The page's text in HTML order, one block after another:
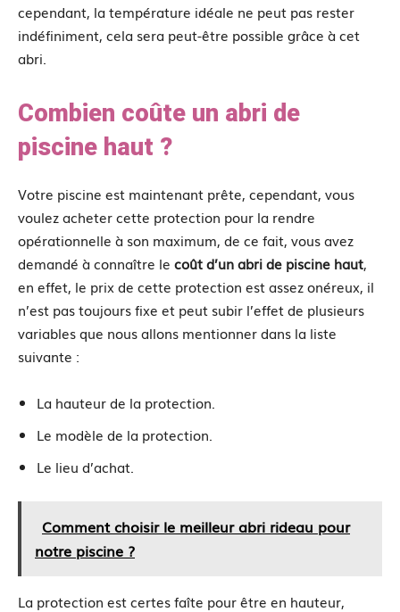
cependant, la température idéale ne peut pas rester
indéfiniment, cela sera peut-être possible grâce à cet
abri.
Combien coûte un abri de
piscine haut ?
Votre piscine est maintenant prête, cependant, vous
voulez acheter cette protection pour la rendre
opérationnelle à son maximum, de ce fait, vous avez
demandé à connaître le coût d’un abri de piscine haut,
en effet, le prix de cette protection est assez onéreux, il
n’est pas toujours fixe et peut subir l’effet de plusieurs
variables que nous allons mentionner dans la liste
suivante :
La hauteur de la protection.
Le modèle de la protection.
Le lieu d’achat.
Comment choisir le meilleur abri rideau pour
notre piscine ?
La protection est certes faîte pour être en hauteur,